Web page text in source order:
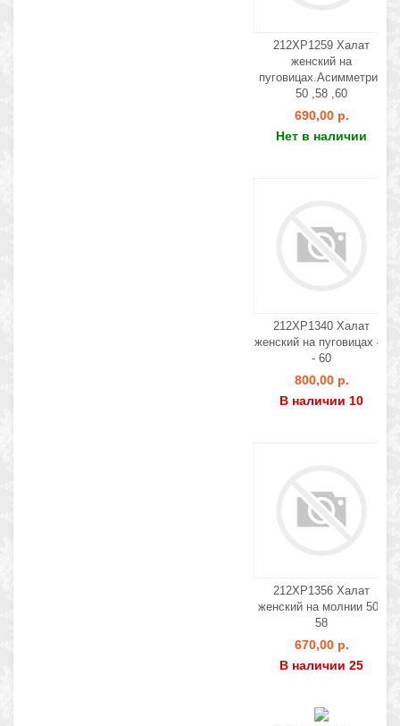
212ХР1259 Халат
женский на
пуговицах.Асимметрия
50 ,58 ,60
690,00 р.
Нет в наличии
212ХР1340 Халат
женский на пуговицах 46
- 60
800,00 р.
В наличии 10
212ХР1356 Халат
женский на молнии 50 -
58
670,00 р.
В наличии 25